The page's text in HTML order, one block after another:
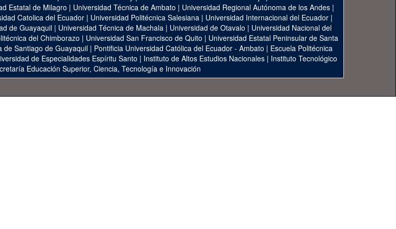
Estatal de Milagro | Universidad Técnica de Ambato | Universidad Regional Autónoma de los Andes|
Catolica del Ecuador| Universidad Politécnica Salesiana| Universidad Internacional del Ecuador|
de Guayaquil | Universidad Técnica de Machala | Universidad de Otavalo | Universidad Nacional del
del Chimborazo | Universidad San Francisco de Quito | Universidad Estatal Peninsular de Santa
de Santiago de Guayaquil | Pontificia Universidad Católica del Ecuador - Ambato | Escuela Politécnica
de Especialidades Espíritu Santo | Instituto de Altos Estudios Nacionales | Instituto Tecnológico
Educación Superior, Ciencia, Tecnología e Innovación